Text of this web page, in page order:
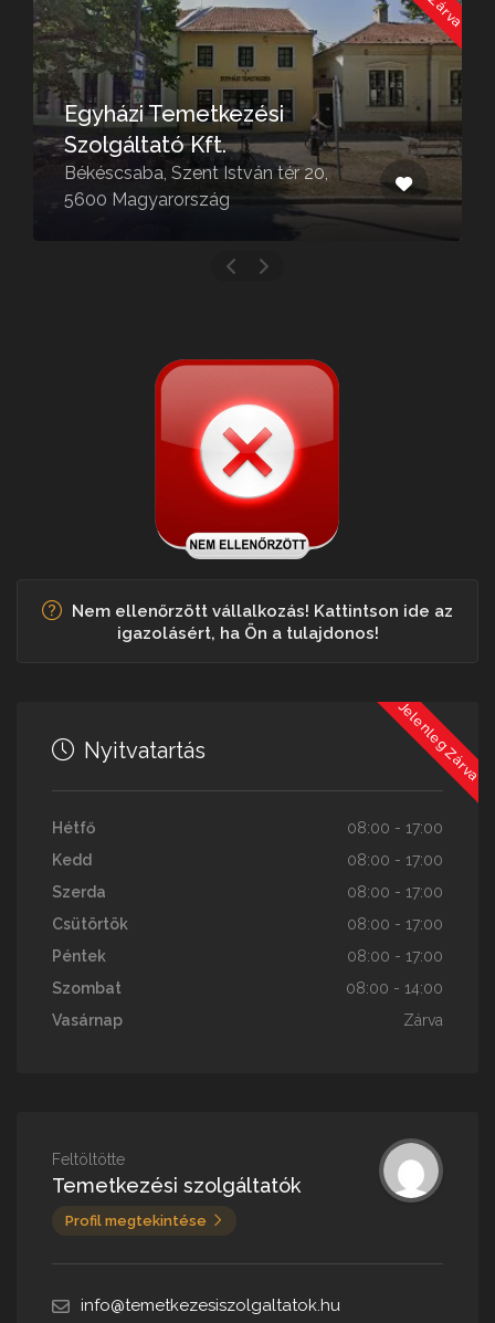
Egyházi Temetkezési
Szolgáltató Kft.
Békéscsaba, Szent István tér 20,
5600 Magyarország
Nem ellenőrzött vállalkozás! Kattintson ide az
igazolásért, ha Ön a tulajdonos!
Jelenleg Zárva
Nyitvatartás
Hétfő
08:00 - 17:00
Kedd
08:00 - 17:00
Szerda
08:00 - 17:00
Csütörtök
08:00 - 17:00
Péntek
08:00 - 17:00
Szombat
08:00 - 14:00
Vasárnap
Zárva
Feltöltötte
Temetkezési szolgáltatók
Profil megtekintése
info@temetkezesiszolgaltatok.hu